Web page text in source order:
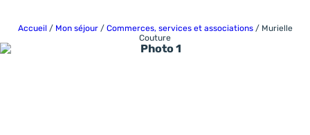
Accueil / Mon séjour/ Commerces, services et associations/ Murielle
Couture
Photo 1